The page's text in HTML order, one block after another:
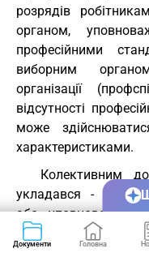
розрядів
органом,
професійними
виборним
організації
відсутності
може
характеристиками.
Колективним
укладався -
або
погодження з
профспілкової
Документи Головна